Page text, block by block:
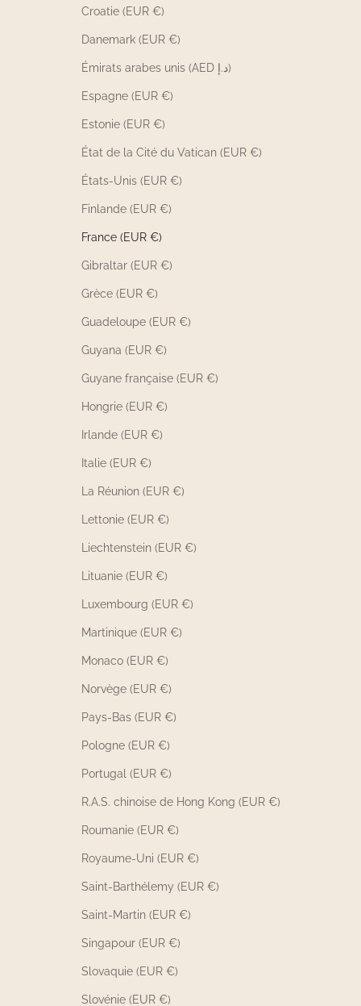
Croatie (EUR €)
Danemark (EUR €)
Émirats arabes unis (AED د.إ)
Espagne (EUR €)
Estonie (EUR €)
État de la Cité du Vatican (EUR €)
États-Unis (EUR €)
Finlande (EUR €)
France (EUR €)
Gibraltar (EUR €)
Grèce (EUR €)
Guadeloupe (EUR €)
Guyana (EUR €)
Guyane française (EUR €)
Hongrie (EUR €)
Irlande (EUR €)
Italie (EUR €)
La Réunion (EUR €)
Lettonie (EUR €)
Liechtenstein (EUR €)
Lituanie (EUR €)
Luxembourg (EUR €)
Martinique (EUR €)
Monaco (EUR €)
Norvège (EUR €)
Pays-Bas (EUR €)
Pologne (EUR €)
Portugal (EUR €)
R.A.S. chinoise de Hong Kong (EUR €)
Roumanie (EUR €)
Royaume-Uni (EUR €)
Saint-Barthélemy (EUR €)
Saint-Martin (EUR €)
Singapour (EUR €)
Slovaquie (EUR €)
Slovénie (EUR €)